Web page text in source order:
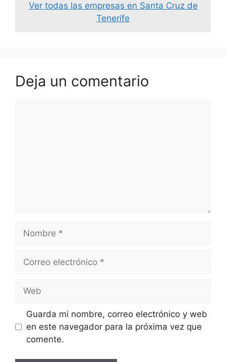
Ver todas las empresas en Santa Cruz de
Tenerife
Deja un comentario
Nombre
Correo
Web
Guarda mi nombre, correo electrónico y web
en este navegador para la próxima vez que
comente.